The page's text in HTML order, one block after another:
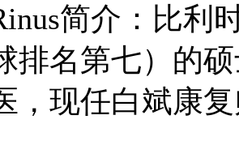
简介：比利
排名第七）的
，现任白斌康